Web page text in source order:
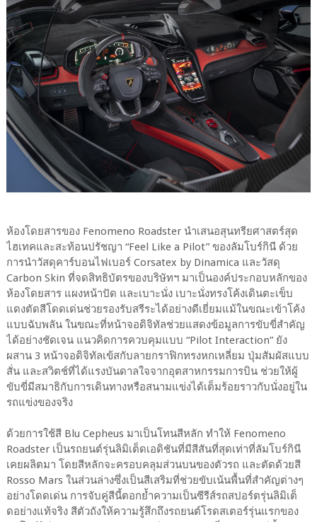
ห้องโดยสารของ Fenomeno Roadster นำเสนอสุนทรียศาสตร์สุด
ไฮเทคและสะท้อนปรัชญา “Feel Like a Pilot” ของลัมโบร์กินี ด้วย
การนำวัสดุคาร์บอนไฟเบอร์ Corsatex by Dinamica และวัสดุ
Carbon Skin ที่จดสิทธิบัตรของบริษัทฯ มาเป็นองค์ประกอบหลักของ
ห้องโดยสาร แผงหน้าปัด และเบาะนั่ง เบาะนั่งทรงโค้งเดินตะเข็บ
แดงตัดสีโดดเด่นช่วยรองรับสรีระได้อย่างดีเยี่ยมแม้ในขณะเข้าโค้ง
แบบฉับพลัน ในขณะที่หน้าจอดิจิทัลช่วยแสดงข้อมูลการขับขี่สำคัญ
ได้อย่างชัดเจน แนวคิดการควบคุมแบบ “Pilot Interaction” ยัง
ผสาน 3 หน้าจอดิจิทัลเข้สกับลายกราฟิกทรงหกเหลี่ยม ปุ่มสัมผัสแบบ
สั่น และสวิตช์ที่ได้แรงบันดาลใจจากอุตสาหกรรมการบิน ช่วยให้ผู้
ขับขี่มีสมาธิกับการเดินทางหรือสนามแข่งได้เต็มร้อยราวกับนั่งอยู่ใน
รถแข่งของจริง
ด้วยการใช้สี Blu Cepheus มาเป็นโทนสีหลัก ทำให้ Fenomeno
Roadster เป็นรถยนต์รุ่นลิมิเต็ดเอดิชันที่มีสีสันที่สุดเท่าที่ลัมโบร์กินี
เคยผลิตมา โดยสีหลักจะครอบคลุมส่วนบนของตัวรถ และตัดด้วยสี
Rosso Mars ในส่วนล่างซึ่งเป็นสีเสริมที่ช่วยขับเน้นพื้นที่สำคัญต่างๆ
อย่างโดดเด่น การจับคู่สีนี้ตอกย้ำความเป็นซีรีส์รถสปอร์ตรุ่นลิมิเต็
ดอย่างแท้จริง สีตัวถังให้ความรู้สึกถึงรถยนต์โรดสเตอร์รุ่นแรกของ